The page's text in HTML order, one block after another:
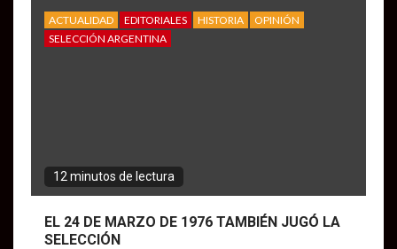
ACTUALIDAD EDITORIALES HISTORIA
OPINIÓN
SELECCIÓN ARGENTINA
12 minutos de lectura
EL 24 DE MARZO DE 1976 TAMBIÉN JUGÓ LA
SELECCIÓN